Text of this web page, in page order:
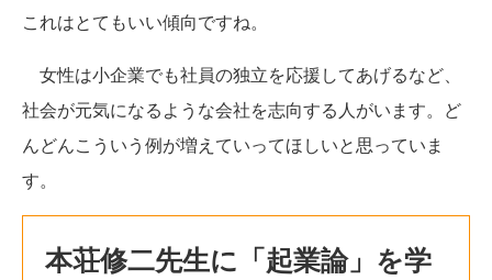
これはとてもいい傾向ですね。
女性は小企業でも社員の独立を応援してあげるなど、
社会が元気になるような会社を志向する人がいます。ど
んどんこういう例が増えていってほしいと思っていま
す。
本荘修二先生に「起業論」を学